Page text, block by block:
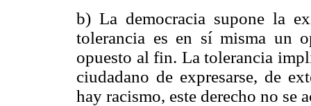
b) La democracia supone la
tolerancia es en sí misma un
opuesto al fin. La tolerancia
ciudadano de expresarse, de
hay racismo, este derecho no se